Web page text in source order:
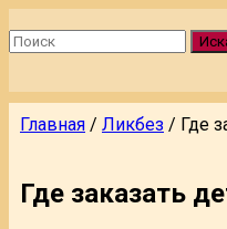
Главная / Ликбез / Где
Где заказать